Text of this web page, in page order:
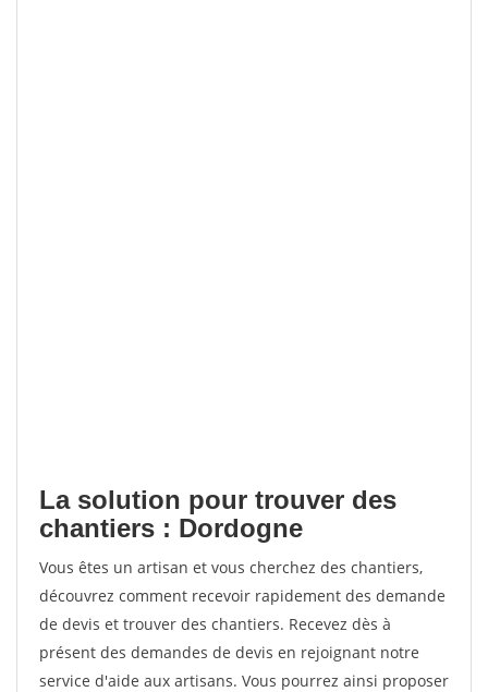
La solution pour trouver des
chantiers : Dordogne
Vous êtes un artisan et vous cherchez des chantiers,
découvrez comment recevoir rapidement des demande
de devis et trouver des chantiers. Recevez dès à
présent des demandes de devis en rejoignant notre
service d'aide aux artisans. Vous pourrez ainsi proposer